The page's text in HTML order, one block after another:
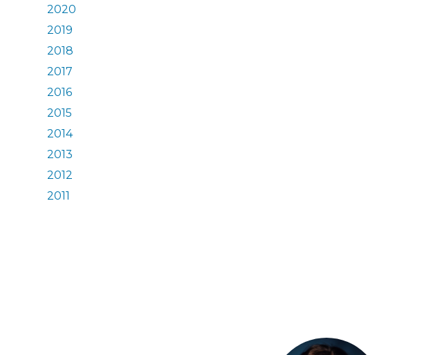
2020
2019
2018
2017
2016
2015
2014
2013
2012
2011